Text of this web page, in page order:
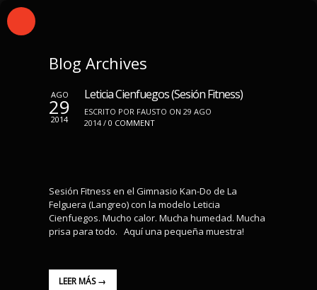
Blog Archives
AGO
29
2014
Leticia Cienfuegos (Sesión Fitness)
ESCRITO POR FAUSTO ON 29 AGO
2014 / 0 COMMENT
Sesión Fitness en el Gimnasio Kan-Do de La
Felguera (Langreo) con la modelo Leticia
Cienfuegos. Mucho calor. Mucha humedad. Mucha
prisa para todo. Aquí una pequeña muestra!
LEER MÁS →